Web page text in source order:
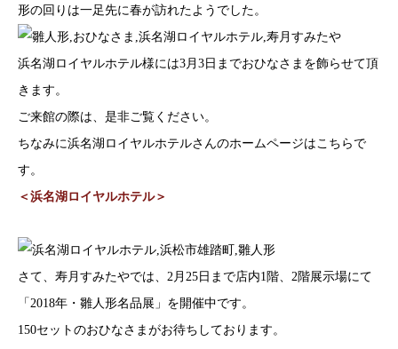
形の回りは一足先に春が訪れたようでした。
浜名湖ロイヤルホテル様には3月3日までおひなさまを飾らせて頂
きます。
ご来館の際は、是非ご覧ください。
ちなみに浜名湖ロイヤルホテルさんのホームページはこちらで
す。
＜浜名湖ロイヤルホテル＞
さて、寿月すみたやでは、2月25日まで店内1階、2階展示場にて
「2018年・雛人形名品展」を開催中です。
150セットのおひなさまがお待ちしております。